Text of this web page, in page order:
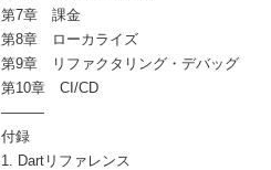
第7章 課金
第8章 ローカライズ
第9章 リファクタリング・デバッグ
第10章 CI/CD
―――
付録
1. Dartリファレンス